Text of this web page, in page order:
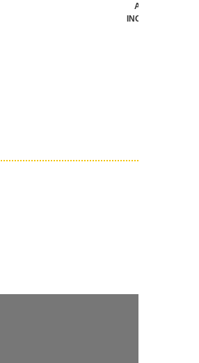
ABARCONES
INOXIDABLES A4